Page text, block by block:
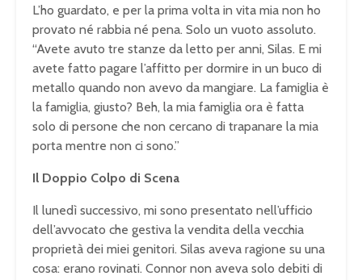
L’ho guardato, e per la prima volta in vita mia non ho
provato né rabbia né pena. Solo un vuoto assoluto.
“Avete avuto tre stanze da letto per anni, Silas. E mi
avete fatto pagare l’affitto per dormire in un buco di
metallo quando non avevo da mangiare. La famiglia è
la famiglia, giusto? Beh, la mia famiglia ora è fatta
solo di persone che non cercano di trapanare la mia
porta mentre non ci sono.”
Il Doppio Colpo di Scena
Il lunedì successivo, mi sono presentato nell’ufficio
dell’avvocato che gestiva la vendita della vecchia
proprietà dei miei genitori. Silas aveva ragione su una
cosa: erano rovinati. Connor non aveva solo debiti di